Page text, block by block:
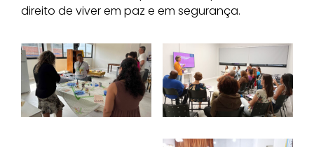
direito de viver em paz e em segurança.